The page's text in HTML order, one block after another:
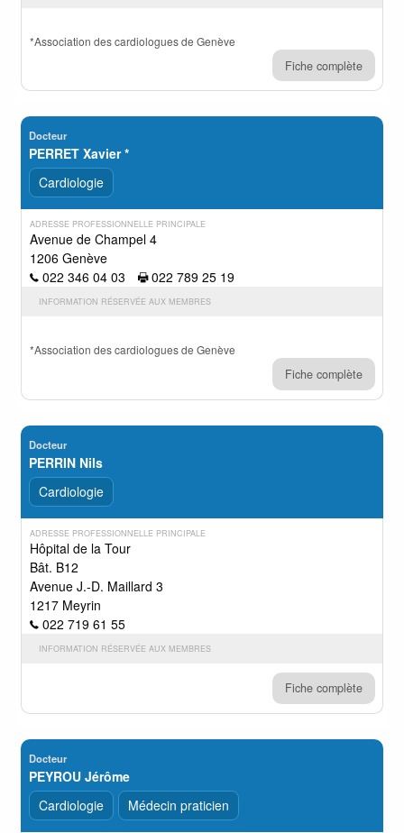
*Association des cardiologues de Genève
Fiche complète
Docteur
PERRET Xavier *
Cardiologie
ADRESSE PROFESSIONNELLE PRINCIPALE
Avenue de Champel 4
1206 Genève
022 346 04 03
022 789 25 19
INFORMATION RÉSERVÉE AUX MEMBRES
*Association des cardiologues de Genève
Fiche complète
Docteur
PERRIN Nils
Cardiologie
ADRESSE PROFESSIONNELLE PRINCIPALE
Hôpital de la Tour
Bât. B12
Avenue J.-D. Maillard 3
1217 Meyrin
022 719 61 55
INFORMATION RÉSERVÉE AUX MEMBRES
Fiche complète
Docteur
PEYROU Jérôme
Cardiologie
Médecin praticien